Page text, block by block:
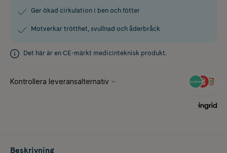
Ger ökad cirkulation i ben och fötter
Motverkar trötthet, svullnad och åderbråck
Det här är en CE-märkt medicinteknisk produkt.
Beskrivning